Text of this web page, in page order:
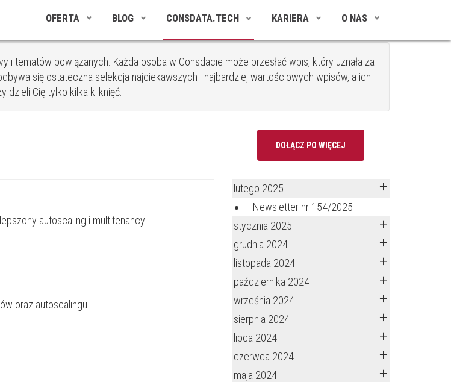
OFERTA BLOG CONSDATA.TECH KARIERA O NAS
tematów powiązanych. Każda osoba w Consdacie może przesłać wpis, który uznała za
się ostateczna selekcja najciekawszych i najbardziej wartościowych wpisów, a ich
dzieli Cię tylko kilka kliknięć.
autoscaling i multitenancy
oraz autoscalingu
DOŁĄCZ PO WIĘCEJ
lutego 2025
Newsletter nr 154/2025
stycznia 2025
grudnia 2024
listopada 2024
października 2024
września 2024
sierpnia 2024
lipca 2024
czerwca 2024
maja 2024